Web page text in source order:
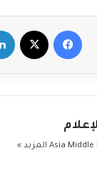
فيسبوك
Asia Middle المزيد »